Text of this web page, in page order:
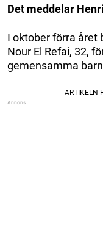
Det meddelar
I oktober förra året
Nour El Refai, 32,
gemensamma